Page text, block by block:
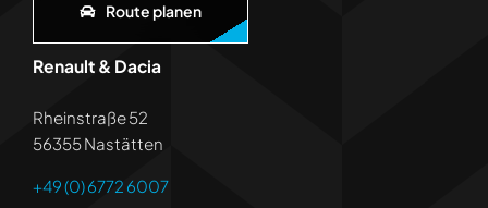
Route planen
Renault & Dacia
Rheinstraße 52
56355 Nastätten
+49 (0) 6772 6007